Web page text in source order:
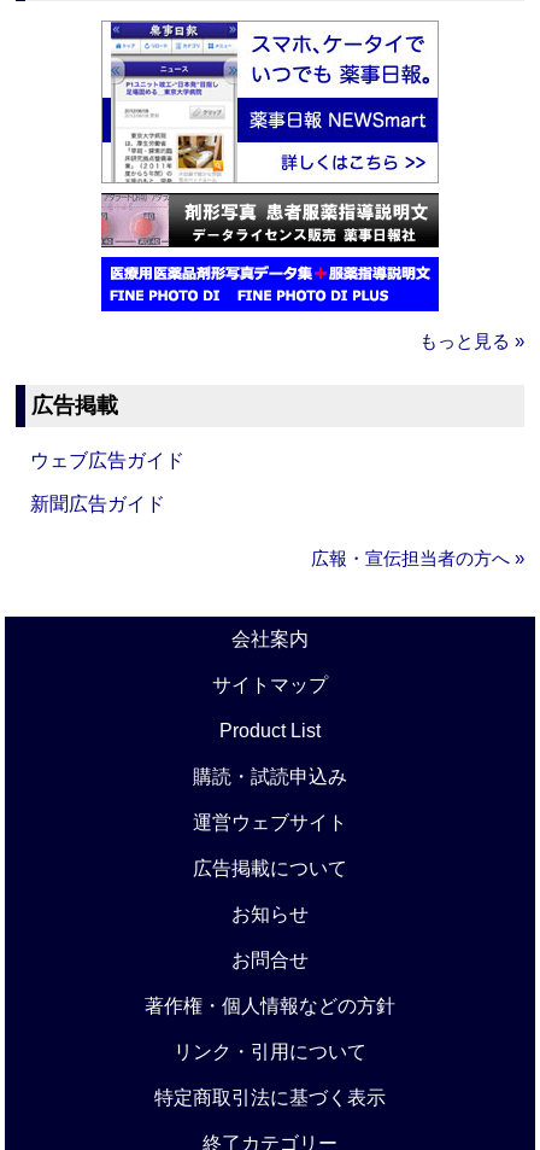
もっと見る »
広告掲載
ウェブ広告ガイド
新聞広告ガイド
広報・宣伝担当者の方へ »
会社案内
サイトマップ
Product List
購読・試読申込み
運営ウェブサイト
広告掲載について
お知らせ
お問合せ
著作権・個人情報などの方針
リンク・引用について
特定商取引法に基づく表示
終了カテゴリー